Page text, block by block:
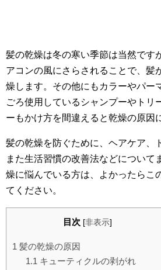
髪の乾燥は冬の寒い季節は当然です
アコンの風にさらされることで、髪
燥します。その他にもカラーやパー
ごろ使用しているシャンプーやトリ
ーもかけ方を間違えると乾燥の原因
髪の乾燥を防ぐために、ヘアケア、
また生活習慣の改善法などについて
燥に悩んでいる方は、よかったらこ
てください。
目次 [非表示]
1 髪の乾燥の原因
1.1 キューティクルの剥がれ